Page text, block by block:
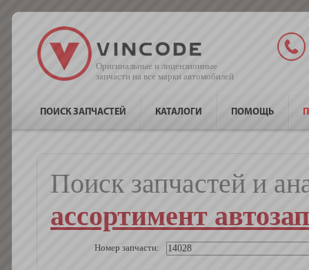
Оригинальные и лицензионные
запчасти на все марки автомобилей
ПОИСК ЗАПЧАСТЕЙ КАТАЛОГИ ПОМОЩЬ
Поиск запчастей и
ассортимент
Номер запчасти: